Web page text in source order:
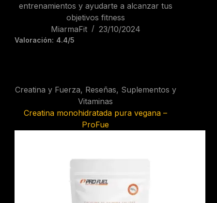
entrenamientos y ayudarte a alcanzar tus
objetivos fitness
MiarmaFit
23/10/2024
Valoración: 4.4/5
Creatina y Fuerza, Reseñas, Suplementos y
Vitaminas
Creatina monohidratada pura vegana –
ProFue